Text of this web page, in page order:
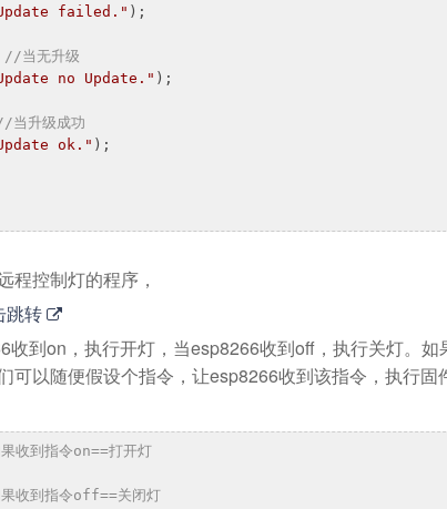
failed." );
//当无升级
no Update." );
当升级成功
ok." );
程控制灯的程序，
跳转
到on，执行开灯，当esp8266收到off，执行关灯。如
可以随便假设个指令，让esp8266收到该指令，执行固
收到指令on==打开灯
收到指令off==关闭灯